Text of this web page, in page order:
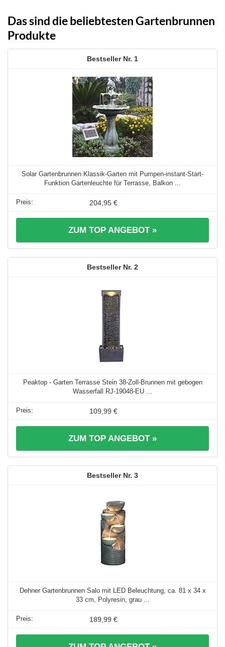
Das sind die beliebtesten Gartenbrunnen
Produkte
1
Solar Gartenbrunnen Klassik-Garten mit Pumpen-instant-Start-
Funktion Gartenleuchte für Terrasse, Balkon ...
204,95 €
ZUM TOP ANGEBOT »
2
Peaktop - Garten Terrasse Stein 38-Zoll-Brunnen mit gebogen
Wasserfall RJ-19048-EU ...
109,99 €
ZUM TOP ANGEBOT »
3
Dehner Gartenbrunnen Salo mit LED Beleuchtung, ca. 81 x 34 x
33 cm, Polyresin, grau ...
189,99 €